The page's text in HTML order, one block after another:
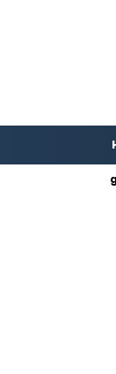
Bogor